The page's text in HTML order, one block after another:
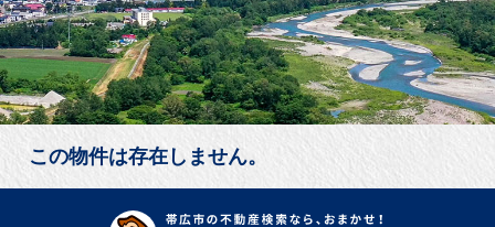
この物件は存在しません。